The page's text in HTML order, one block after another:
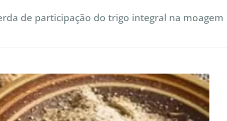
de participação do trigo integral na moagem